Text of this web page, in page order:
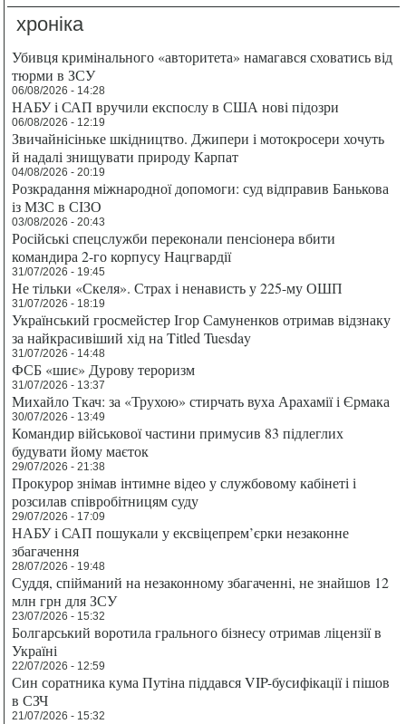
хроніка
Убивця кримінального «авторитета» намагався сховатись від
тюрми в ЗСУ
06/08/2026 - 14:28
НАБУ і САП вручили експослу в США нові підозри
06/08/2026 - 12:19
Звичайнісіньке шкідництво. Джипери і мотокросери хочуть
й надалі знищувати природу Карпат
04/08/2026 - 20:19
Розкрадання міжнародної допомоги: суд відправив Банькова
із МЗС в СІЗО
03/08/2026 - 20:43
Російські спецслужби переконали пенсіонера вбити
командира 2-го корпусу Нацгвардії
31/07/2026 - 19:45
Не тільки «Скеля». Страх і ненависть у 225-му ОШП
31/07/2026 - 18:19
Український гросмейстер Ігор Самуненков отримав відзнаку
за найкрасивіший хід на Titled Tuesday
31/07/2026 - 14:48
ФСБ «шиє» Дурову тероризм
31/07/2026 - 13:37
Михайло Ткач: за «Трухою» стирчать вуха Арахамії і Єрмака
30/07/2026 - 13:49
Командир військової частини примусив 83 підлеглих
будувати йому маєток
29/07/2026 - 21:38
Прокурор знімав інтимне відео у службовому кабінеті і
розсилав співробітницям суду
29/07/2026 - 17:09
НАБУ і САП пошукали у ексвіцепрем’єрки незаконне
збагачення
28/07/2026 - 19:48
Суддя, спійманий на незаконному збагаченні, не знайшов 12
млн грн для ЗСУ
23/07/2026 - 15:32
Болгарський воротила грального бізнесу отримав ліцензії в
Україні
22/07/2026 - 12:59
Син соратника кума Путіна піддався VIP-бусифікації і пішов
в СЗЧ
21/07/2026 - 15:32